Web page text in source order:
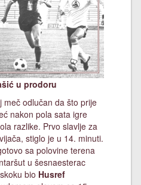
u prodoru
meč odlučan da što prije
nakon pola sata igre
razlike. Prvo slavlje za
stiglo je u 14. minuti.
sa polovine terena
u šesnaesterac
bio Husref